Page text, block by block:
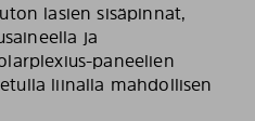
lasien sisäpinnat,
ja
paneelien
liinalla mahdollisen